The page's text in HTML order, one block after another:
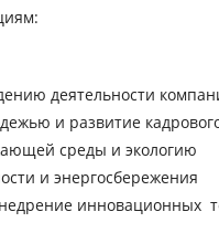
:
деятельности
и развитие
среды и экологию
и энергосбережения
инновационных